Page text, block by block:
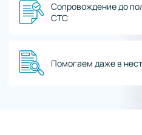
Сопровождение до
СТС
Помогаем даже в